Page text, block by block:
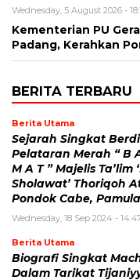
Wednesday, 5 August 2026 -
Kementerian PU
Padang, Kerahkan
BERITA TERBARU
Berita Utama
Sejarah Singkat
Pelataran Merah “ B
M A T ” Majelis Ta’lim
Sholawat’ Thoriqoh
Pondok Cabe,
Wednesday, 18 Sep 2024 -
Berita Utama
Biografi Singkat
Dalam Tarikat